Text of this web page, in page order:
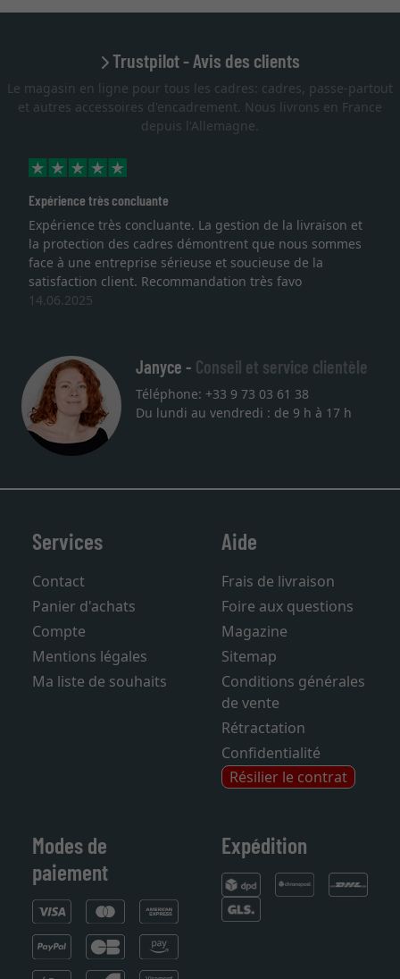
Trustpilot - Avis des clients
Le magasin en ligne pour tous les cadres: cadres, passe-partout
et autres accessoires d'encadrement. Nous livrons en France
depuis l'Allemagne.
très concluante
très concluante. La gestion de la livraison et
protection des cadres démontrent que nous sommes
à une entreprise sérieuse et soucieuse de la
client. Recommandation très favo
Janyce - Conseil et service clientèle
Téléphone: +33 9 73 03 61 38
Services
Contact
Panier d'achats
Compte
Mentions légales
Aide
Frais de livraison
Foire aux questions
Magazine
Sitemap
Conditions générales
de vente
Rétractation
Confidentialité
Résilier le contrat
Modes de
paiement
Expédition